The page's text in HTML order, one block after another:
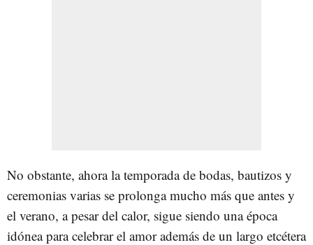
No obstante, ahora la temporada de bodas, bautizos y
ceremonias varias se prolonga mucho más que antes y
el verano, a pesar del calor, sigue siendo una época
idónea para celebrar el amor además de un largo etcétera